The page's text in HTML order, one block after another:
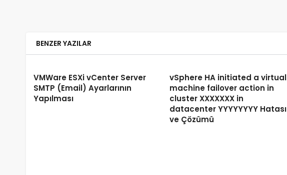
BENZER YAZILAR
VMWare ESXi vCenter Server
SMTP (Email) Ayarlarının
Yapılması
vSphere HA initiated a virtual
machine failover action in
cluster XXXXXXX in
datacenter YYYYYYYY Hatası
ve Çözümü